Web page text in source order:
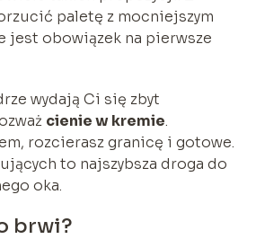
paletę z mocniejszym
jest obowiązek na pierwsze
wydają Ci się zbyt
cienie w kremie.
rozcierasz granicę i gotowe.
to najszybsza droga do
oka.
brwi?